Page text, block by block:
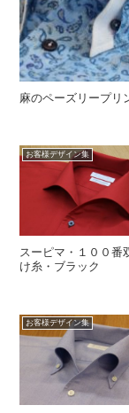
麻のペーズリープリ
お客様デザイン集
スーピマ・１００
け糸・ブラック
お客様デザイン集